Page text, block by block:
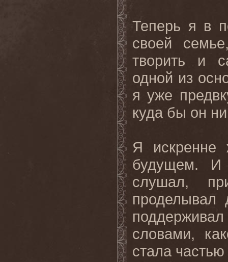
Теперь я в
своей
творить и
одной из
я уже
куда бы он
Я искренне
будущем. И
слушал,
проделывал
словами,
стала